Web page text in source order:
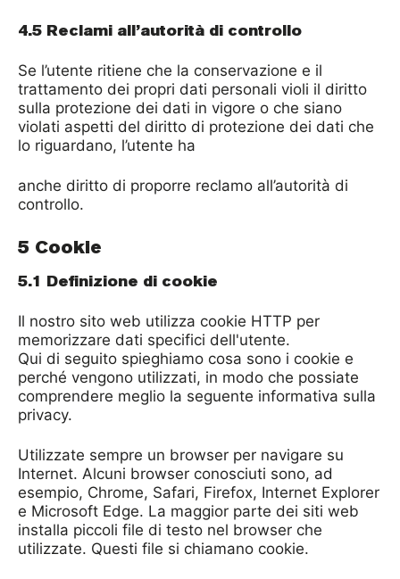
4.5 Reclami all’autorità di controllo
Se l’utente ritiene che la conservazione e il
trattamento dei propri dati personali violi il diritto
sulla protezione dei dati in vigore o che siano
violati aspetti del diritto di protezione dei dati che
lo riguardano, l’utente ha
anche diritto di proporre reclamo all’autorità di
controllo.
5 Cookie
5.1 Definizione di cookie
Il nostro sito web utilizza cookie HTTP per
memorizzare dati specifici dell'utente.
Qui di seguito spieghiamo cosa sono i cookie e
perché vengono utilizzati, in modo che possiate
comprendere meglio la seguente informativa sulla
privacy.
Utilizzate sempre un browser per navigare su
Internet. Alcuni browser conosciuti sono, ad
esempio, Chrome, Safari, Firefox, Internet Explorer
e Microsoft Edge. La maggior parte dei siti web
installa piccoli file di testo nel browser che
utilizzate. Questi file si chiamano cookie.